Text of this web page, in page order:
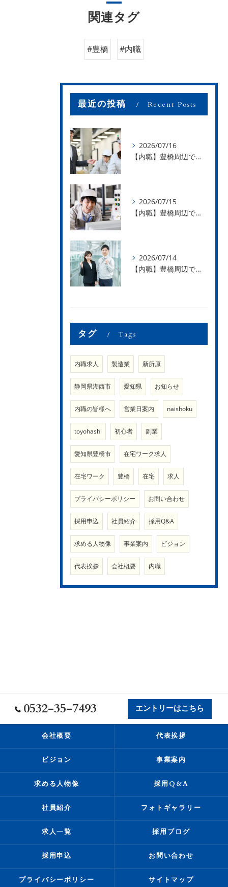
関連タグ
#豊橋 #内職
最近の投稿 Recent Posts
2026/07/16
【内職】豊橋周辺で内職のお仕事を探している方募集中！【お仕事の内容】
2026/07/15
【内職】豊橋周辺で内職のお仕事を探している方募集中！【急な学級閉鎖も安心】
2026/07/14
【内職】豊橋周辺で内職のお仕事を探している方募集中！【内職さまのお声②】
タグ Tags
内職求人 製造業 新所原
静岡県湖西市 愛知県 お知らせ
内職の皆様へ 営業日案内 naishoku
toyohashi 初心者 副業
愛知県豊橋市 在宅ワーク求人
在宅ワーク 豊橋 在宅 求人
プライバシーポリシー お問い合わせ
採用申込 社員紹介 採用Q&A
求める人物像 事業案内 ビジョン
代表挨拶 会社概要 内職
0532-35-7493 エントリーはこちら
会社概要 代表挨拶
ビジョン 事業案内
求める人物像 採用Q&A
社員紹介 フォトギャラリー
求人一覧 採用ブログ
採用申込 お問い合わせ
プライバシーポリシー サイトマップ